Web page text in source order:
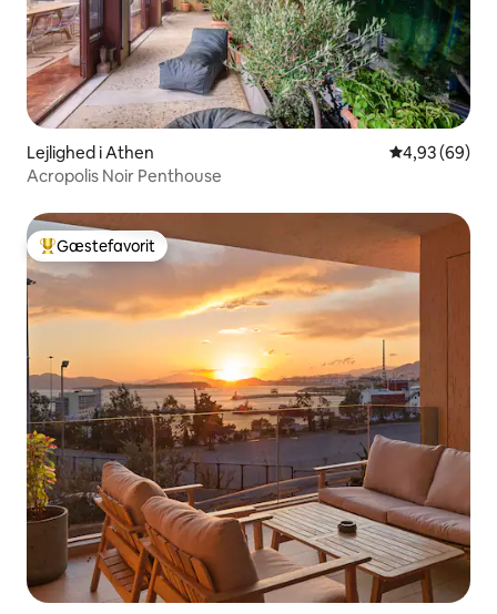
Lejlighed i Athen 4,93 ud af 5 i
4,93 (69)
Acropolis Noir Penthouse
Bedste gæstefavorit
Gæstefavorit